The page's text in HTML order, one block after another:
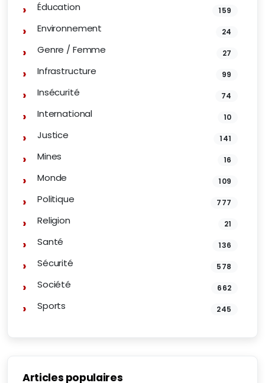
Éducation 159
Environnement 24
Genre / Femme 27
Infrastructure 99
Insécurité 74
International 10
Justice 141
Mines 16
Monde 109
Politique 777
Religion 21
Santé 136
Sécurité 578
Société 662
Sports 245
Articles populaires